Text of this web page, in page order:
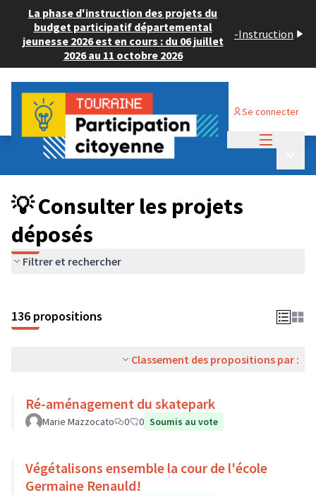
La phase d'instruction des projets du
budget participatif départemental
jeunesse 2026 est en cours : du 06 juillet
2026 au 11 octobre 2026
-Instruction
Se connecter
Budget Participatif JEUNESSE 2024
💡 Consulter les projets déposés
💡 Consulter les projets
déposés
Filtrer et rechercher
136 propositions
Classement des propositions par :
Ré-aménagement du skatepark
Marie Mazzocato 0 0 Soumis au vote
Végétalisons ensemble la cour de l'école
Germaine Renauld!